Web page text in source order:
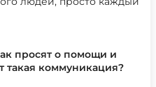
просят о помощи и
такая коммуникация?